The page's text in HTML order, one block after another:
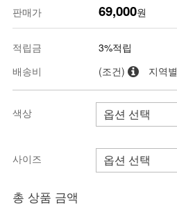
판매가
69,000원
적립금
3%적립
배송비
(조건) 지역별
색상
사이즈
총 상품 금액